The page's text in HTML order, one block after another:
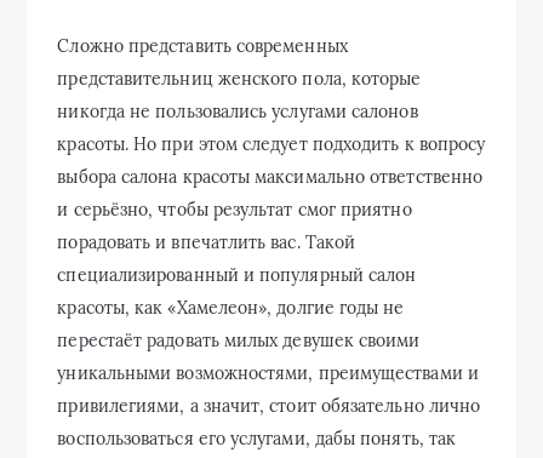
Сложно представить современных
представительниц женского пола, которые
никогда не пользовались услугами салонов
красоты. Но при этом следует подходить к вопросу
выбора салона красоты максимально ответственно
и серьёзно, чтобы результат смог приятно
порадовать и впечатлить вас. Такой
специализированный и популярный салон
красоты, как «Хамелеон», долгие годы не
перестаёт радовать милых девушек своими
уникальными возможностями, преимуществами и
привилегиями, а значит, стоит обязательно лично
воспользоваться его услугами, дабы понять, так